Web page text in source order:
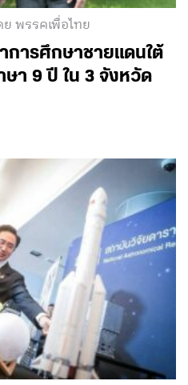
ย พรรคเพื่อไทย
การศึกษาชายแดนใต้
า 9 ปี ใน 3 จังหวัด